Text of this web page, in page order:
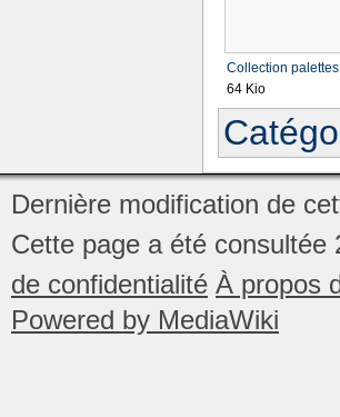
Collection
64 Kio
Dernière modification de
Cette page a été consultée
de confidentialité À propos
Powered by MediaWiki